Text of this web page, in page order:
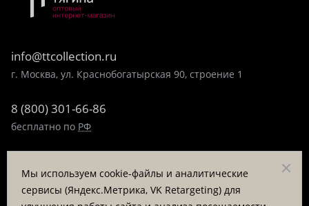
info@ttcollection.ru
г. Москва, ул. Краснобогатырская 90, строение 1
8 (800) 301-66-86
бесплатно по РФ
пн-пт 9:00-17:00
Мы используем cookie-файлы и аналитические
сервисы (Яндекс.Метрика, VK Retargeting) для